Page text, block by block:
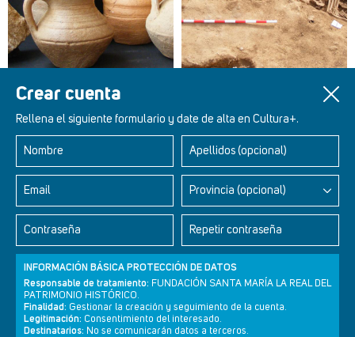
Crear cuenta
Rellena el siguiente formulario y date de alta en Cultura+.
Nombre Apellidos (opcional)
Email Provincia (opcional)
Contraseña Repetir contraseña
INFORMACIÓN BÁSICA PROTECCIÓN DE DATOS
Responsable de tratamiento: FUNDACIÓN SANTA MARÍA LA REAL DEL
PATRIMONIO HISTÓRICO.
Finalidad: Gestionar la creación y seguimiento de la cuenta.
Legitimación: Consentimiento del interesado.
Destinatarios: No se comunicarán datos a terceros.
Retablos Renacentistas Este de León